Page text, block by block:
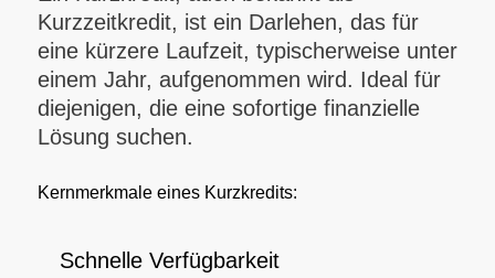
Kurzzeitkredit, ist ein Darlehen, das für
eine kürzere Laufzeit, typischerweise unter
einem Jahr, aufgenommen wird. Ideal für
diejenigen, die eine sofortige finanzielle
Lösung suchen.
Kernmerkmale eines Kurzkredits:
Schnelle Verfügbarkeit